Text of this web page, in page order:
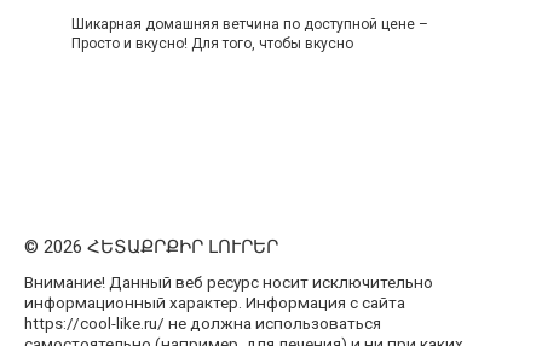
Шикарная домашняя ветчина по доступной цене –
Просто и вкусно! Для того, чтобы вкусно
© 2026 ՀԵՏԱՔՐՔԻՐ ԼՈՒՐԵՐ
Внимание! Данный веб ресурс носит исключительно
информационный характер. Информация с сайта
https://cool-like.ru/ не должна использоваться